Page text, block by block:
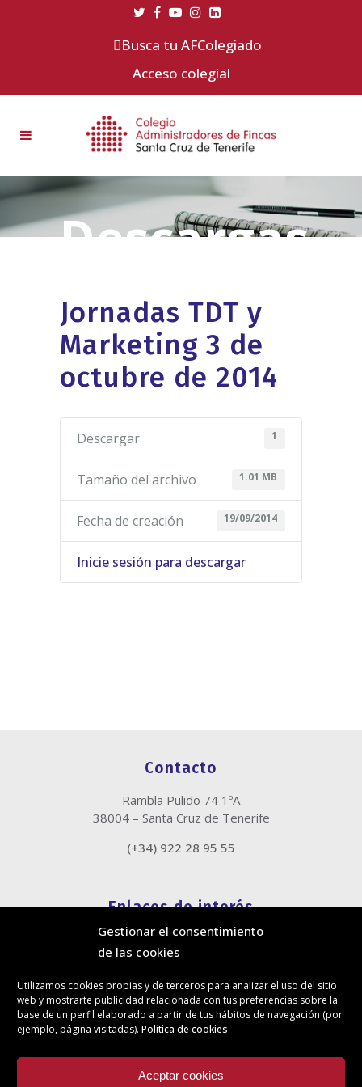
Gestionar el consentimiento
de las cookies
Utilizamos cookies propias y de terceros para analizar el uso del sitio
web y mostrarte publicidad relacionada con tus preferencias sobre la
base de un perfil elaborado a partir de tus hábitos de navegación (por
ejemplo, página visitadas). Política de cookies
Aceptar cookies
Busca tu AFColegiado
Acceso colegial
Jornadas TDT y
Marketing 3 de
octubre de 2014
Descargar 1
Tamaño del archivo 1.01 MB
Fecha de creación 19/09/2014
Inicie sesión para descargar
Contacto
Rambla Pulido 74 1ºA
38004 – Santa Cruz de Tenerife
(+34) 922 28 95 55
Enlaces de interés
Política de cookies
Política de privacidad
Canal de denuncias
Protección de privacidad en redes sociales
Síguenos